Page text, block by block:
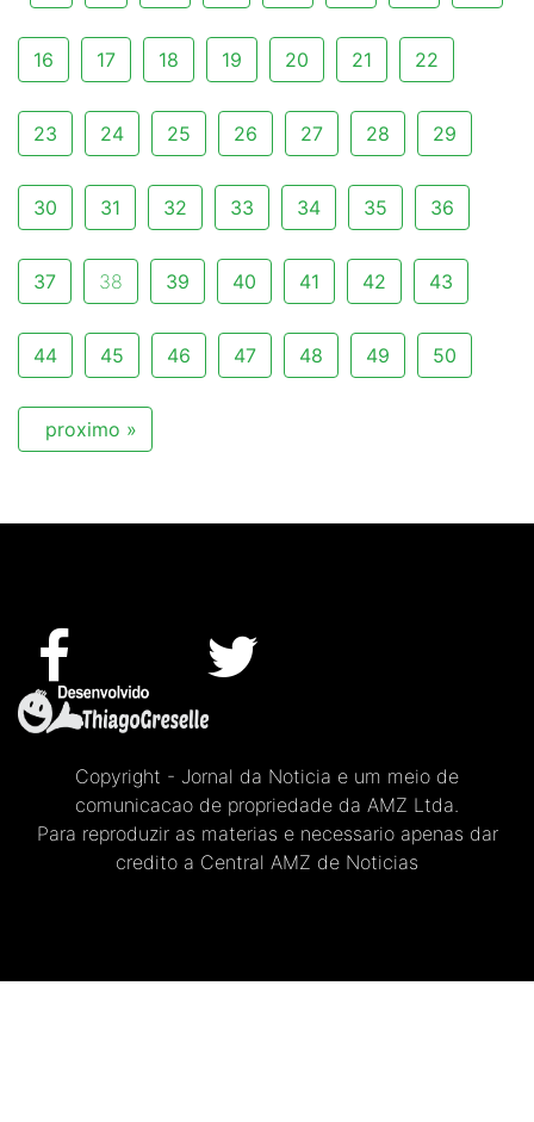
16 17 18 19 20 21 22
23 24 25 26 27 28 29
30 31 32 33 34 35 36
37 38 39 40 41 42 43
44 45 46 47 48 49 50
proximo »
Copyright - Jornal da Noticia e um meio de
comunicacao de propriedade da AMZ Ltda.
Para reproduzir as materias e necessario apenas dar
credito a Central AMZ de Noticias